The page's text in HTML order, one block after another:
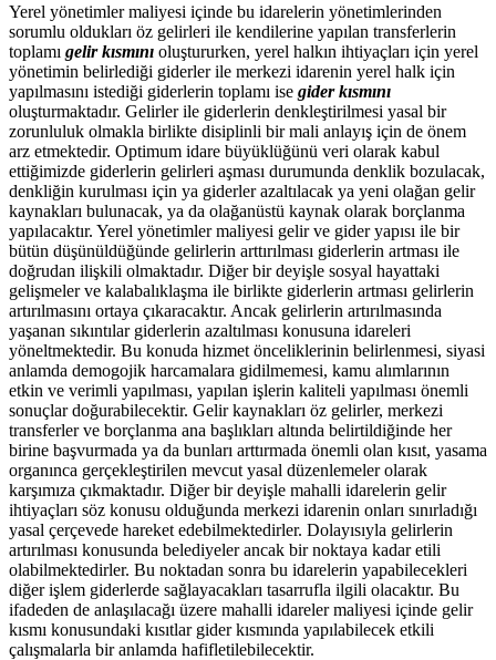
Yerel yönetimler maliyesi içinde bu idarelerin yönetimlerinden
sorumlu oldukları öz gelirleri ile kendilerine yapılan transferlerin
toplamı gelir kısmını oluştururken, yerel halkın ihtiyaçları için yerel
yönetimin belirlediği giderler ile merkezi idarenin yerel halk için
yapılmasını istediği giderlerin toplamı ise gider kısmını
oluşturmaktadır. Gelirler ile giderlerin denkleştirilmesi yasal bir
zorunluluk olmakla birlikte disiplinli bir mali anlayış için de önem
arz etmektedir. Optimum idare büyüklüğünü veri olarak kabul
ettiğimizde giderlerin gelirleri aşması durumunda denklik bozulacak,
denkliğin kurulması için ya giderler azaltılacak ya yeni olağan gelir
kaynakları bulunacak, ya da olağanüstü kaynak olarak borçlanma
yapılacaktır. Yerel yönetimler maliyesi gelir ve gider yapısı ile bir
bütün düşünüldüğünde gelirlerin arttırılması giderlerin artması ile
doğrudan ilişkili olmaktadır. Diğer bir deyişle sosyal hayattaki
gelişmeler ve kalabalıklaşma ile birlikte giderlerin artması gelirlerin
artırılmasını ortaya çıkaracaktır. Ancak gelirlerin artırılmasında
yaşanan sıkıntılar giderlerin azaltılması konusuna idareleri
yöneltmektedir. Bu konuda hizmet önceliklerinin belirlenmesi, siyasi
anlamda demogojik harcamalara gidilmemesi, kamu alımlarının
etkin ve verimli yapılması, yapılan işlerin kaliteli yapılması önemli
sonuçlar doğurabilecektir. Gelir kaynakları öz gelirler, merkezi
transferler ve borçlanma ana başlıkları altında belirtildiğinde her
birine başvurmada ya da bunları arttırmada önemli olan kısıt, yasama
organınca gerçekleştirilen mevcut yasal düzenlemeler olarak
karşımıza çıkmaktadır. Diğer bir deyişle mahalli idarelerin gelir
ihtiyaçları söz konusu olduğunda merkezi idarenin onları sınırladığı
yasal çerçevede hareket edebilmektedirler. Dolayısıyla gelirlerin
artırılması konusunda belediyeler ancak bir noktaya kadar etili
olabilmektedirler. Bu noktadan sonra bu idarelerin yapabilecekleri
diğer işlem giderlerde sağlayacakları tasarrufla ilgili olacaktır. Bu
ifadeden de anlaşılacağı üzere mahalli idareler maliyesi içinde gelir
kısmı konusundaki kısıtlar gider kısmında yapılabilecek etkili
çalışmalarla bir anlamda hafifletilebilecektir.